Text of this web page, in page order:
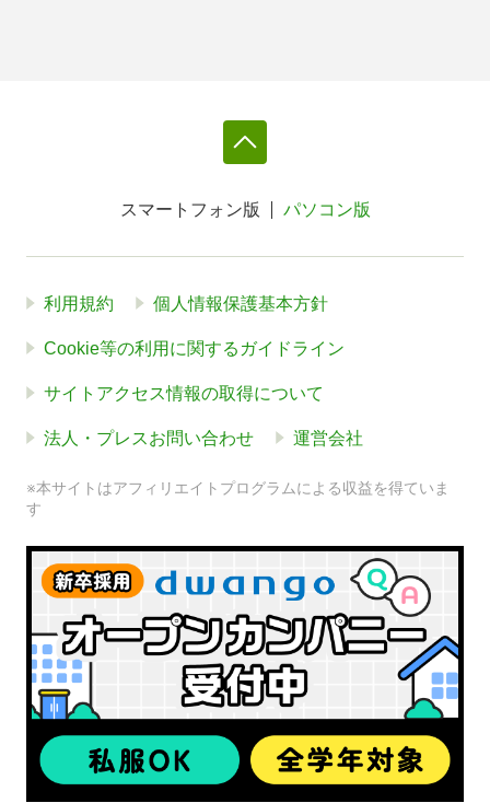
スマートフォン版 パソコン版
利用規約 個人情報保護基本方針
Cookie等の利用に関するガイドライン
サイトアクセス情報の取得について
法人・プレスお問い合わせ 運営会社
※本サイトはアフィリエイトプログラムによる収益を得ていま
す